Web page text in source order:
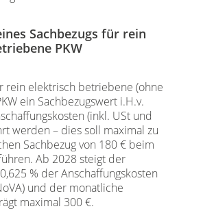
Sachbezugs für rein
PKW
rein elektrisch betriebene (ohne
ein Sachbezugswert i.H.v.
(inkl. USt und
werden – dies soll maximal zu
Sachbezug von 180 € beim
Ab 2028 steigt der
% der Anschaffungskosten
und der monatliche
maximal 300 €.